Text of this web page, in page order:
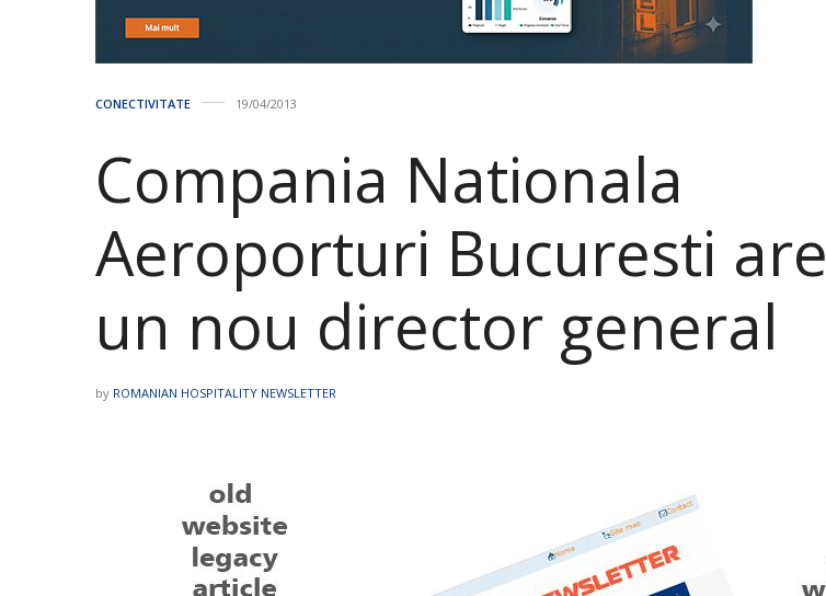
CONECTIVITATE 19/04/2013
Compania Nationala
Aeroporturi Bucuresti are
un nou director general
by ROMANIAN HOSPITALITY NEWSLETTER